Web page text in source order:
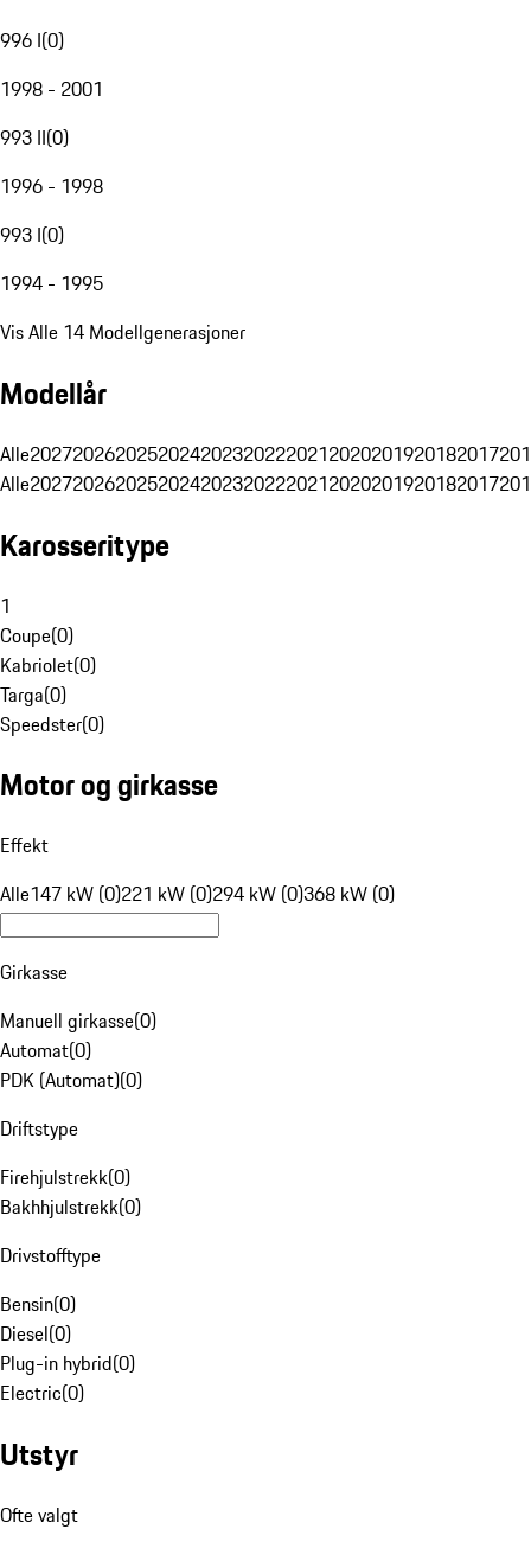
996 I(0)
1998 - 2001
993 II(0)
1996 - 1998
993 I(0)
1994 - 1995
Vis Alle 14 Modellgenerasjoner
Modellår
Alle20272026202520242023202220212020201920182017
Alle20272026202520242023202220212020201920182017
Karosseritype
1
Coupe(0)
Kabriolet(0)
Targa(0)
Speedster(0)
Motor og girkasse
Effekt
Alle147 kW (0)221 kW (0)294 kW (0)368 kW (0)
Girkasse
Manuell girkasse(0)
Automat(0)
PDK (Automat)(0)
Driftstype
Firehjulstrekk(0)
Bakhhjulstrekk(0)
Drivstofftype
Bensin(0)
Diesel(0)
Plug-in hybrid(0)
Electric(0)
Utstyr
Ofte valgt